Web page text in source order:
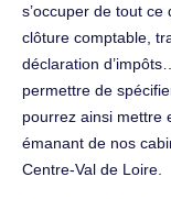
s’occuper de tout
clôture comptable,
déclaration
permettre de
pourrez ainsi mettre
émanant de nos
Centre-Val de Loire.